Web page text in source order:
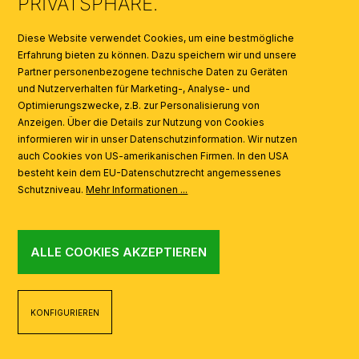
AI
Diese Website verwendet Cookies, um eine bestmögliche
Erfahrung bieten zu können. Dazu speichern wir und unsere
Partner personenbezogene technische Daten zu Geräten
und Nutzerverhalten für Marketing-, Analyse- und
Optimierungszwecke, z.B. zur Personalisierung von
Anzeigen. Über die Details zur Nutzung von Cookies
informieren wir in unser Datenschutzinformation. Wir nutzen
auch Cookies von US-amerikanischen Firmen. In den USA
besteht kein dem EU-Datenschutzrecht angemessenes
Schutzniveau.Mehr Informationen ...
ALLE COOKIES AKZEPTIEREN
KONFIGURIEREN